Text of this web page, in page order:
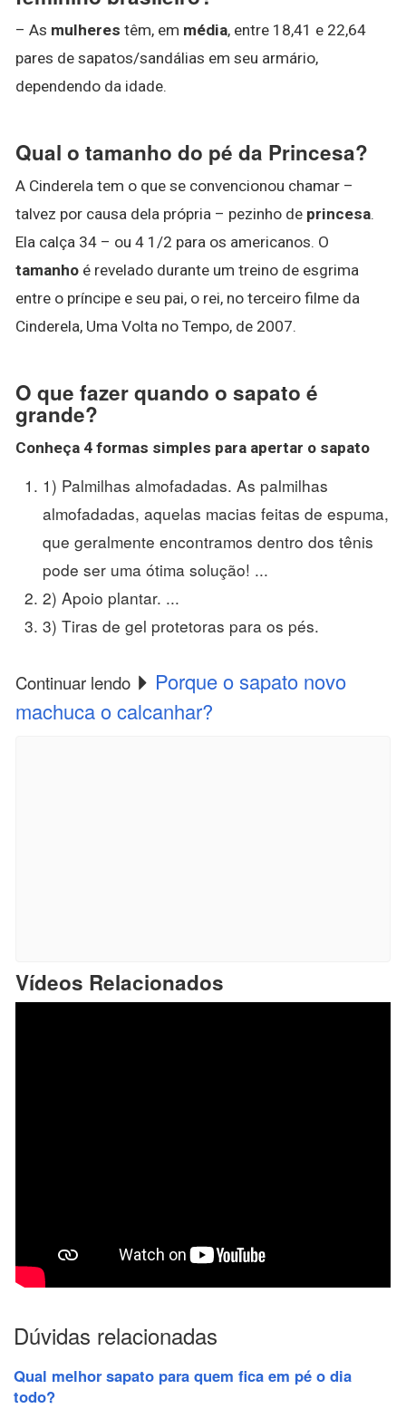
– As mulheres têm, em média, entre 18,41 e 22,64
pares de sapatos/sandálias em seu armário,
dependendo da idade.
Qual o tamanho do pé da Princesa?
A Cinderela tem o que se convencionou chamar –
talvez por causa dela própria – pezinho de princesa.
Ela calça 34 – ou 4 1/2 para os americanos. O
tamanho é revelado durante um treino de esgrima
entre o príncipe e seu pai, o rei, no terceiro filme da
Cinderela, Uma Volta no Tempo, de 2007.
O que fazer quando o sapato é
grande?
Conheça 4 formas simples para apertar o sapato
1) Palmilhas almofadadas. As palmilhas
almofadadas, aquelas macias feitas de espuma,
que geralmente encontramos dentro dos tênis
pode ser uma ótima solução! ...
2) Apoio plantar. ...
3) Tiras de gel protetoras para os pés.
Continuar lendo
Porque o sapato novo
machuca o calcanhar?
Vídeos Relacionados
Dúvidas relacionadas
Qual melhor sapato para quem fica em pé o dia
todo?